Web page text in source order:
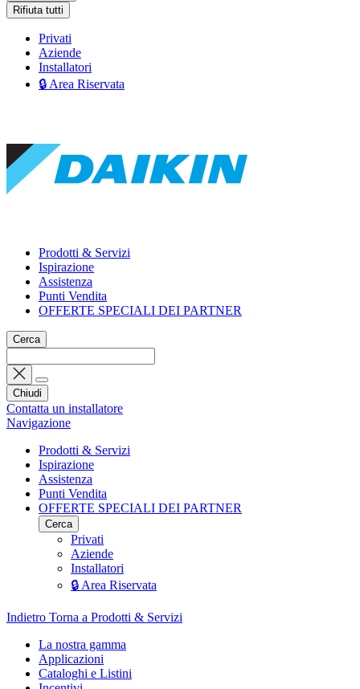
Rifiuta tutti
Privati
Aziende
Installatori
🔒 Area Riservata
Prodotti & Servizi
Ispirazione
Assistenza
Punti Vendita
OFFERTE SPECIALI DEI PARTNER
Cerca
Chiudi
Contatta un installatore
Navigazione
Prodotti & Servizi
Ispirazione
Assistenza
Punti Vendita
OFFERTE SPECIALI DEI PARTNER
Cerca
Privati
Aziende
Installatori
🔒 Area Riservata
Indietro Torna a Prodotti & Servizi
La nostra gamma
Applicazioni
Cataloghi e Listini